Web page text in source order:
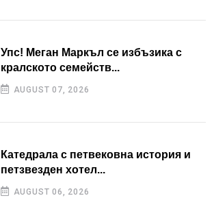
Упс! Меган Маркъл се избъзика с
кралското семейств...
AUGUST 07, 2026
Катедрала с петвековна история и
петзвезден хотел...
AUGUST 06, 2026